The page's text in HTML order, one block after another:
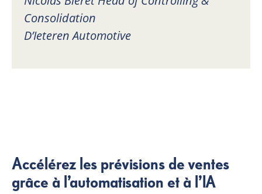
Consolidation
D’Ieteren Automotive
Accélérez les prévisions de ventes
grâce à l’automatisation et à l’IA